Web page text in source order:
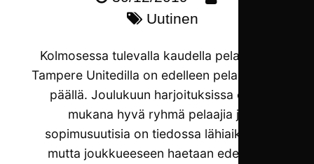
Uutinen
Kolmosessa tulevalla kaudella pelaavalla
Tampere Unitedilla on edelleen pelaajahaku
päällä. Joulukuun harjoituksissa oli jo
mukana hyvä ryhmä pelaajia ja
sopimusuutisia on tiedossa lähiaikoina,
mutta joukkueeseen haetaan edelleen